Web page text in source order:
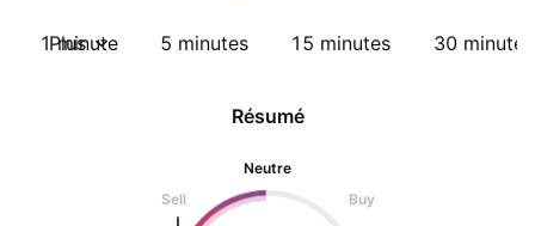
1 minute 5 minutes 15 minutes 30 minutes
Plus
Résumé
Neutre
Sell
Buy